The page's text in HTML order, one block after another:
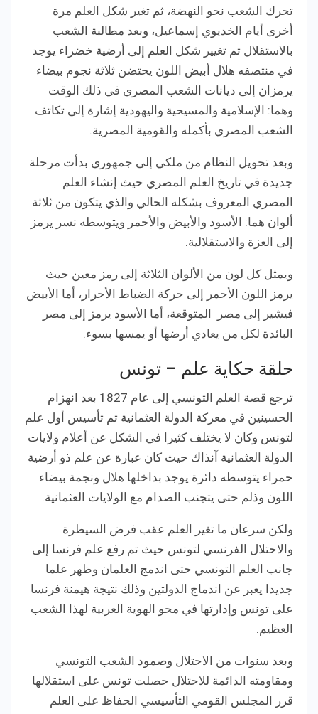
تحرك الشعب نحو النهضة، ثم تغير شكل العلم مرة
أخرى أيام الخديوي إسماعيل، وبعد مطالبة الشعب
بالاستقلال تم تغيير شكل العلم إلى أرضية خضراء يوجد
في منتصفه هلال أبيض اللون يحتضن ثلاثة نجوم بيضاء
يرمزان إلى ديانات الشعب المصري في ذلك الوقت
وهما: الإسلامية والمسيحية واليهودية إشارة إلى تكاتف
الشعب المصري بأكمله والقومية المصرية.
وبعد تحويل النظام من ملكي إلى جمهوري بدأت مرحلة
جديدة في تاريخ العلم المصري حيث إنشاء العلم
المصري المعروف بشكله الحالي والذي يتكون من ثلاثة
ألوان هما: الأسود والأبيض والأحمر ويتوسطه نسر يرمز
إلى العزة والاستقلالية.
ويمثل كل لون من الألوان الثلاثة إلى رمز معين حيث
يرمز اللون الأحمر إلى حركة الضباط الأحرار، أما الأبيض
فيشير إلى مصر المتوقعة، أما الأسود يرمز إلى مصر
البائدة لكل من يعادي أرضها أو يمسها بسوء.
حلقة حكاية علم – تونس
ترجع قصة العلم التونسي إلى عام 1827 بعد انهزام
الحسينين في معركة الدولة العثمانية تم تأسيس أول علم
لتونس وكان لا يختلف كثيرا في الشكل عن أعلام ولايات
الدولة العثمانية آنذاك حيث كان عبارة عن علم ذو أرضية
حمراء يتوسطه دائرة يوجد بداخلها هلال ونجمة بيضاء
اللون وذلم حتى يتجنب الصدام مع الولايات العثمانية.
ولكن سرعان ما تغير العلم عقب فرض السيطرة
والاحتلال الفرنسي لتونس حيث تم رفع علم فرنسا إلى
جانب العلم التونسي حتى اندمج العلمان وظهر علما
جديدا يعبر عن اندماج الدولتين وذلك نتيجة هيمنة فرنسا
على تونس وإدارتها في محو الهوية العربية لهذا الشعب
العظيم.
وبعد سنوات من الاحتلال وصمود الشعب التونسي
ومقاومته الدائمة للاحتلال حصلت تونس على استقلالها
قرر المجلس القومي التأسيسي الحفاظ على العلم